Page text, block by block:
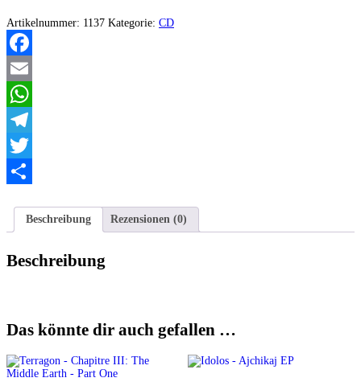
II:
Baudelaire
Menge
Artikelnummer: 1137 Kategorie: CD
Facebook
Email
WhatsApp
Telegram
Twitter
Beschreibung
Rezensionen (0)
Beschreibung
Das könnte dir auch gefallen …